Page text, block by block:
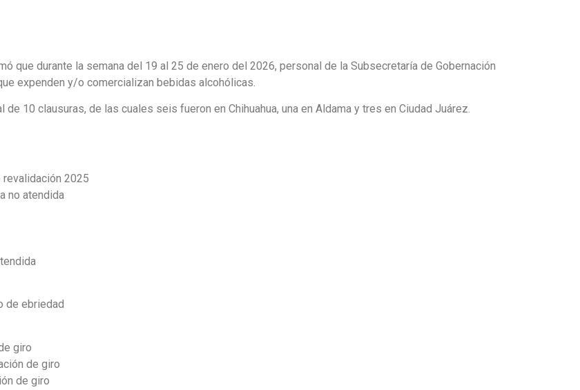
que durante la semana del 19 al 25 de enero del 2026, personal de la Subsecretaría de Gobernación
expenden y/o comercializan bebidas alcohólicas.
10 clausuras, de las cuales seis fueron en Chihuahua, una en Aldama y tres en Ciudad Juárez.
revalidación 2025
no atendida
de ebriedad
giro
de giro
de giro